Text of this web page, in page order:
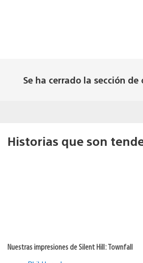
Se ha cerrado la sección
Historias que son
Nuestras impresiones de Silent Hill: Townfall